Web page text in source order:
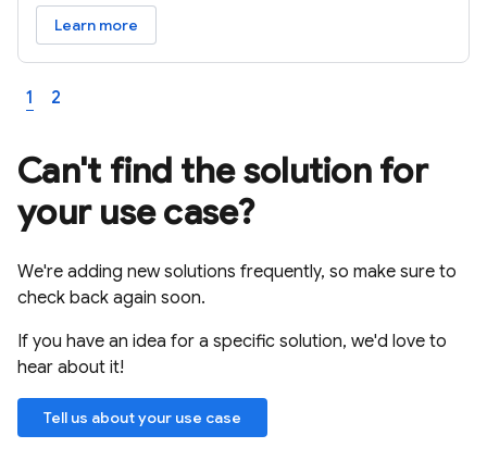
Learn more
1 2
Can't find the solution for
your use case?
We're adding new solutions frequently, so make sure to
check back again soon.
If you have an idea for a specific solution, we'd love to
hear about it!
Tell us about your use case